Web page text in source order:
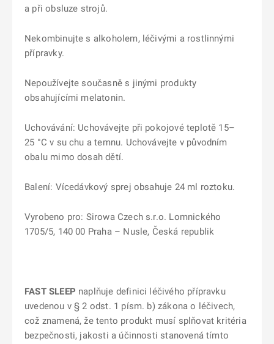
a při obsluze strojů.
Nekombinujte s alkoholem, léčivými a rostlinnými
přípravky.
Nepoužívejte současně s jinými produkty
obsahujícími melatonin.
Uchovávání: Uchovávejte při pokojové teplotě 15–
25 °C v su chu a temnu. Uchovávejte v původním
obalu mimo dosah dětí.
Balení: Vícedávkový sprej obsahuje 24 ml roztoku.
Vyrobeno pro: Sirowa Czech s.r.o. Lomnického
1705/5, 140 00 Praha – Nusle, Česká republik
FAST SLEEP naplňuje definici léčivého přípravku
uvedenou v § 2 odst. 1 písm. b) zákona o léčivech,
což znamená, že tento produkt musí splňovat kritéria
bezpečnosti, jakosti a účinnosti stanovená tímto